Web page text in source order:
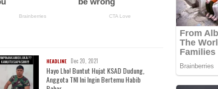
HEADLINE Dec 20, 2021
Hayo Lho! Buntut Hujat KSAD Dudung,
Anggota TNI Ini Ingin Bertemu Habib